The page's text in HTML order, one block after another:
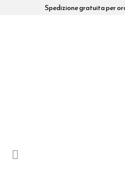
Spedizione gratuita per